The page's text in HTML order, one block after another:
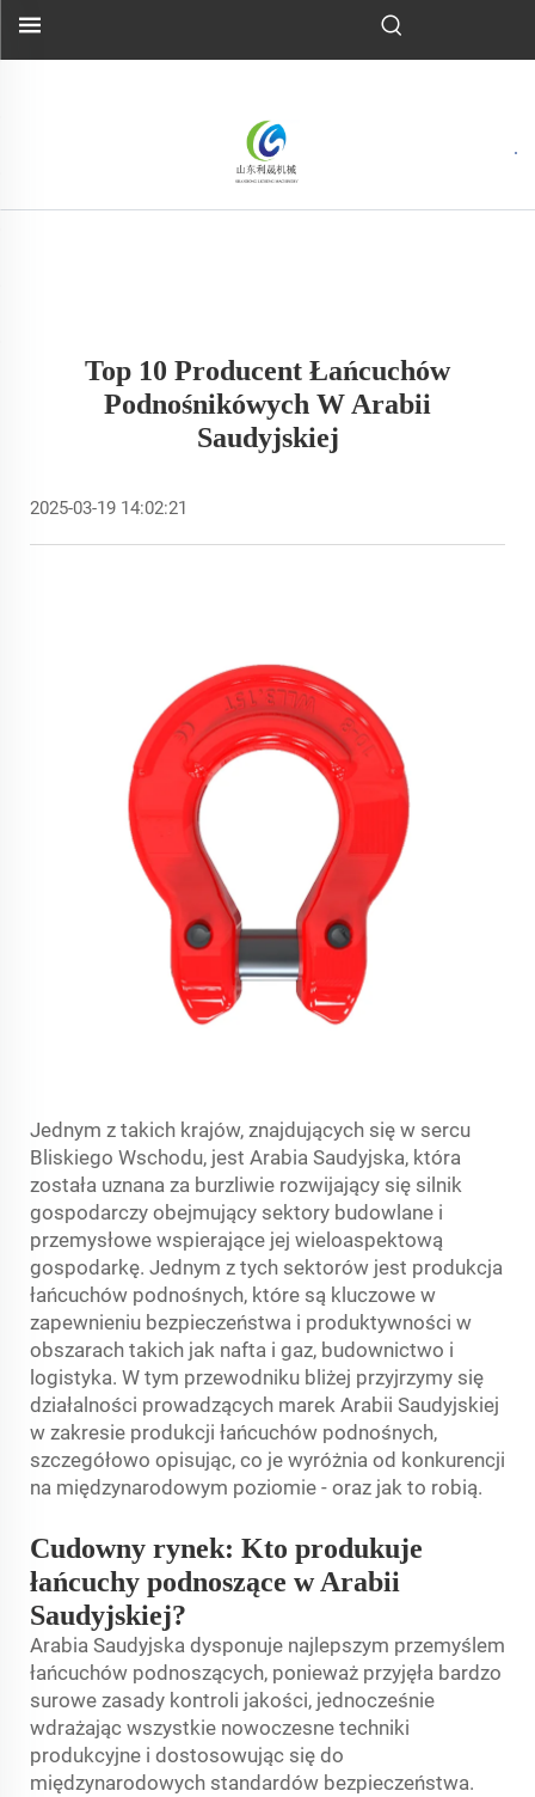
Top 10 Producent Łańcuchów
Podnośnikówych W Arabii
Saudyjskiej
2025-03-19 14:02:21
Jednym z takich krajów, znajdujących się w sercu
Bliskiego Wschodu, jest Arabia Saudyjska, która
została uznana za burzliwie rozwijający się silnik
gospodarczy obejmujący sektory budowlane i
przemysłowe wspierające jej wieloaspektową
gospodarkę. Jednym z tych sektorów jest produkcja
łańcuchów podnośnych, które są kluczowe w
zapewnieniu bezpieczeństwa i produktywności w
obszarach takich jak nafta i gaz, budownictwo i
logistyka. W tym przewodniku bliżej przyjrzymy się
działalności prowadzących marek Arabii Saudyjskiej
w zakresie produkcji łańcuchów podnośnych,
szczegółowo opisując, co je wyróżnia od konkurencji
na międzynarodowym poziomie - oraz jak to robią.
Cudowny rynek: Kto produkuje
łańcuchy podnoszące w Arabii
Saudyjskiej?
Arabia Saudyjska dysponuje najlepszym przemyślem
łańcuchów podnoszących, ponieważ przyjęła bardzo
surowe zasady kontroli jakości, jednocześnie
wdrażając wszystkie nowoczesne techniki
produkcyjne i dostosowując się do
międzynarodowych standardów bezpieczeństwa.